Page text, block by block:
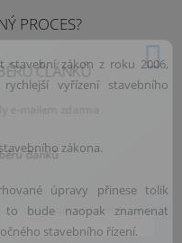
PROCES?
stavební zákon z roku 2006,
vyřízení stavebního
zákona.
úpravy přinese tolik
bude naopak znamenat
stavebního řízení.
ČLÁNKŮ